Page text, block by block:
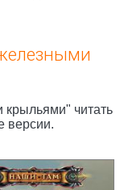
крыльями" читать
версии.